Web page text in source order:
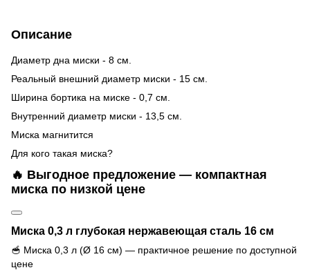
Описание
Диаметр дна миски - 8 см.
Реальный внешний диаметр миски - 15 см.
Ширина бортика на миске - 0,7 см.
Внутренний диаметр миски - 13,5 см.
Миска магнитится
Для кого такая миска?
🔥 Выгодное предложение — компактная
миска по низкой цене
Миска 0,3 л глубокая нержавеющая сталь 16 см
🥣 Миска 0,3 л (Ø 16 см) — практичное решение по доступной
цене